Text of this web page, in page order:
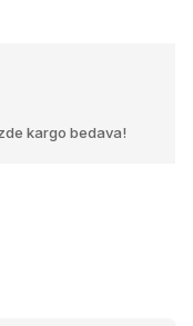
kargo bedava!